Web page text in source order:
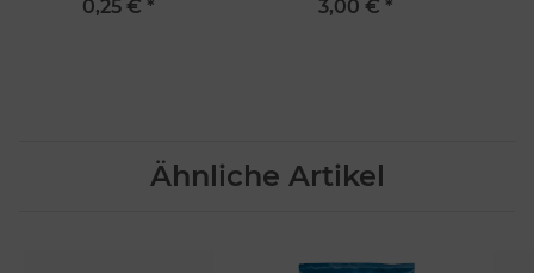
0,25 € *
3,00 € *
Ähnliche Artikel